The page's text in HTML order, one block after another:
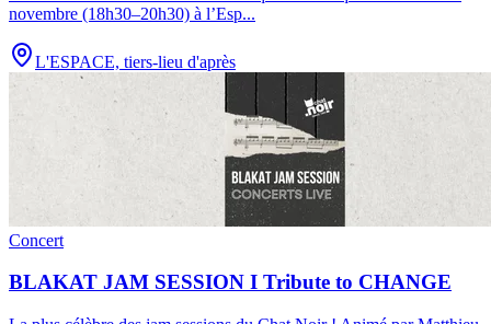
novembre (18h30–20h30) à l’Esp...
L'ESPACE, tiers-lieu d'après
Concert
BLAKAT JAM SESSION I Tribute to CHANGE